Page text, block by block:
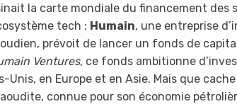
la carte mondiale du financement des
tech : Humain, une entreprise
prévoit de lancer un fonds de
Ventures, ce fonds ambitionne
en Europe et en Asie. Mais que
connue pour son économie